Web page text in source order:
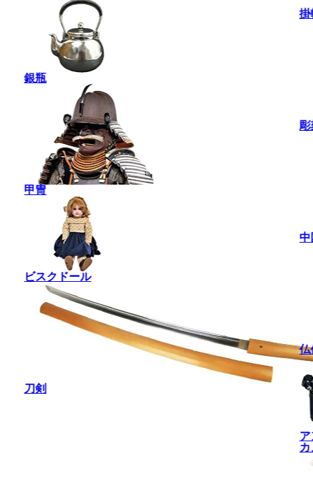
銀瓶
甲冑
ビスクドール
刀剣
掛
彫
中
仏
ア